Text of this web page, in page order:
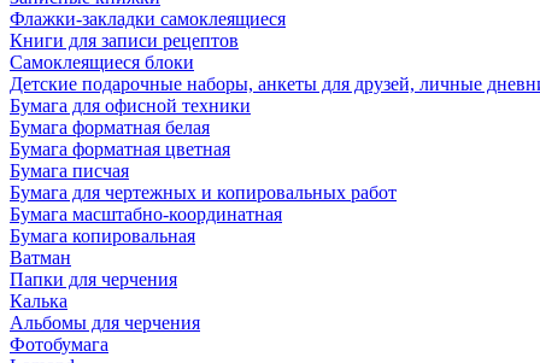
Флажки-закладки самоклеящиеся
Книги для записи рецептов
Самоклеящиеся блоки
Детские подарочные наборы, анкеты для друзей, личные
Бумага для офисной техники
Бумага форматная белая
Бумага форматная цветная
Бумага писчая
Бумага для чертежных и копировальных работ
Бумага масштабно-координатная
Бумага копировальная
Ватман
Папки для черчения
Калька
Альбомы для черчения
Фотобумага